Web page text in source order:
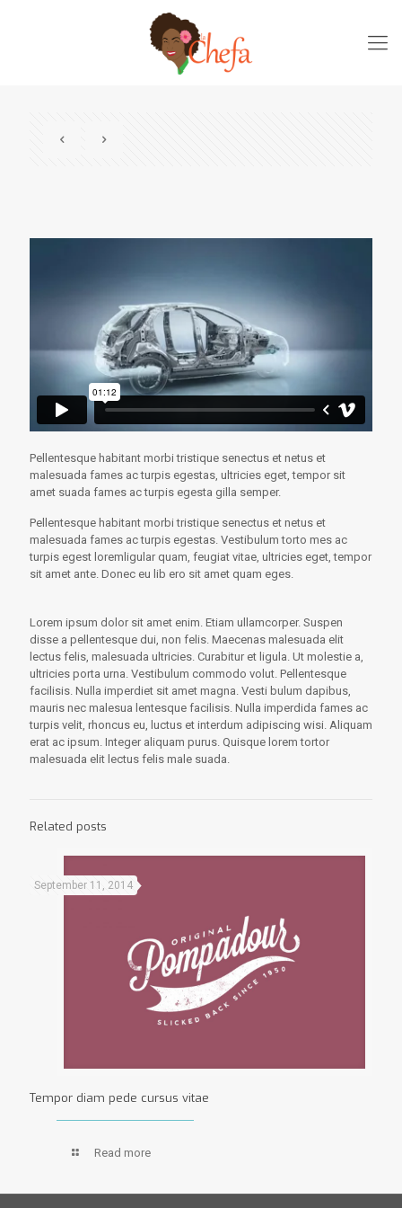
Pellentesque habitant morbi tristique senectus et netus et
malesuada fames ac turpis egestas, ultricies eget, tempor sit
amet suada fames ac turpis egesta gilla semper.
Pellentesque habitant morbi tristique senectus et netus et
malesuada fames ac turpis egestas. Vestibulum torto mes ac
turpis egest loremligular quam, feugiat vitae, ultricies eget, tempor
sit amet ante. Donec eu lib ero sit amet quam eges.
Lorem ipsum dolor sit amet enim. Etiam ullamcorper. Suspen
disse a pellentesque dui, non felis. Maecenas malesuada elit
lectus felis, malesuada ultricies. Curabitur et ligula. Ut molestie a,
ultricies porta urna. Vestibulum commodo volut. Pellentesque
facilisis. Nulla imperdiet sit amet magna. Vesti bulum dapibus,
mauris nec malesua lentesque facilisis. Nulla imperdida fames ac
turpis velit, rhoncus eu, luctus et interdum adipiscing wisi. Aliquam
erat ac ipsum. Integer aliquam purus. Quisque lorem tortor
malesuada elit lectus felis male suada.
Related posts
September 11, 2014
Tempor diam pede cursus vitae
Read more